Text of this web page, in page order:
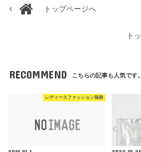
トップページへ
ト
RECOMMEND こちらの記事も人気です。
レディースファッション福袋